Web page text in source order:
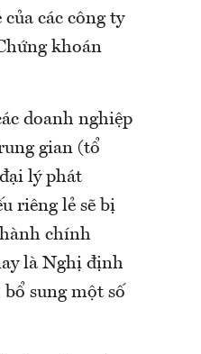
các công ty
khoán
doanh nghiệp
gian (tổ
lý phát
riêng lẻ sẽ bị
chính
là Nghị định
sung một số